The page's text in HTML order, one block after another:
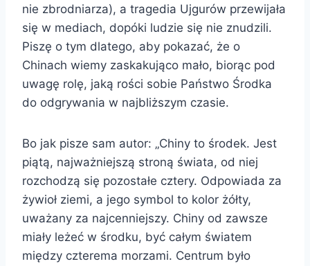
nie zbrodniarza), a tragedia Ujgurów przewijała
się w mediach, dopóki ludzie się nie znudzili.
Piszę o tym dlatego, aby pokazać, że o
Chinach wiemy zaskakująco mało, biorąc pod
uwagę rolę, jaką rości sobie Państwo Środka
do odgrywania w najbliższym czasie.
Bo jak pisze sam autor: „Chiny to środek. Jest
piątą, najważniejszą stroną świata, od niej
rozchodzą się pozostałe cztery. Odpowiada za
żywioł ziemi, a jego symbol to kolor żółty,
uważany za najcenniejszy. Chiny od zawsze
miały leżeć w środku, być całym światem
między czterema morzami. Centrum było